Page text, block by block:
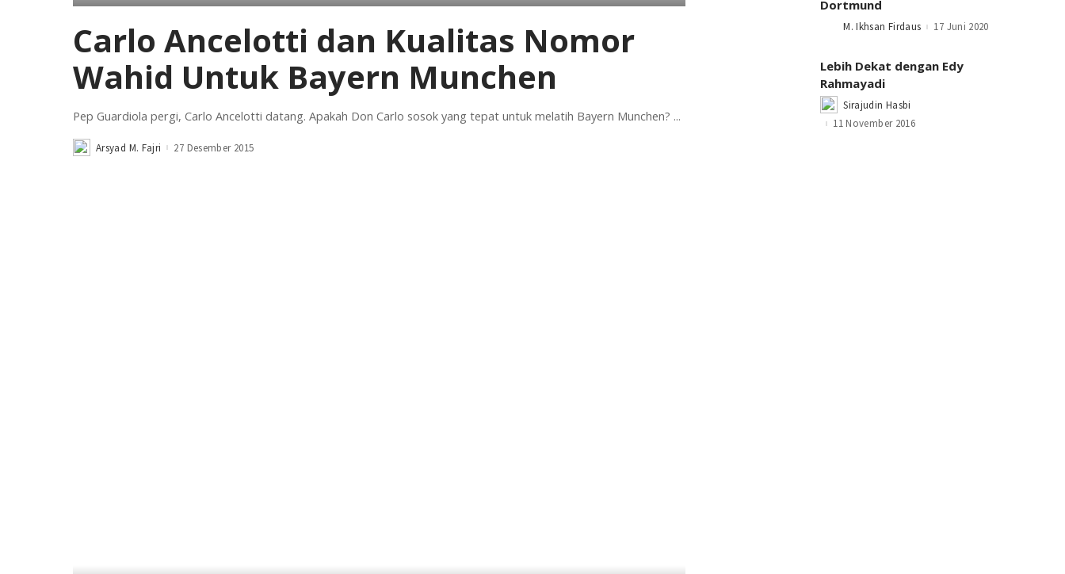
Carlo Ancelotti dan Kualitas Nomor
Wahid Untuk Bayern Munchen
Pep Guardiola pergi, Carlo Ancelotti datang. Apakah Don Carlo sosok yang tepat untuk melatih Bayern Munchen? ...
PostedArsyad M. Fajri 27 Desember 2015
Dortmund
PostedM. Ikhsan Firdaus 17 Juni 2020
Lebih Dekat dengan Edy
Rahmayadi
Posted
by
Sirajudin Hasbi
11 November 2016